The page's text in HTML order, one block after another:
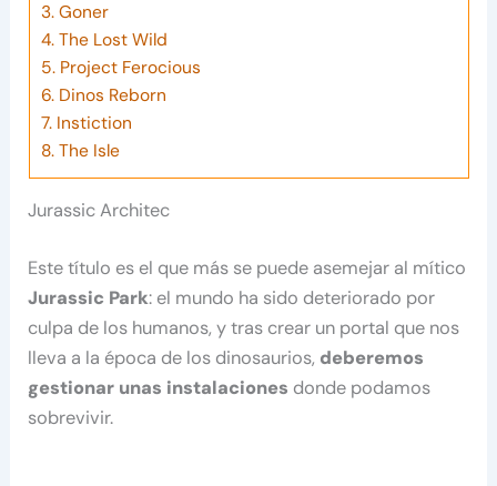
3.Goner
4.The Lost Wild
5.Project Ferocious
6.Dinos Reborn
7.Instiction
8.The Isle
Jurassic Architec
Este título es el que más se puede asemejar al mítico
Jurassic Park: el mundo ha sido deteriorado por
culpa de los humanos, y tras crear un portal que nos
lleva a la época de los dinosaurios, deberemos
gestionar unas instalaciones donde podamos
sobrevivir.